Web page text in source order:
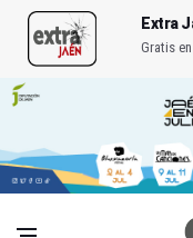
Extra
Gratis